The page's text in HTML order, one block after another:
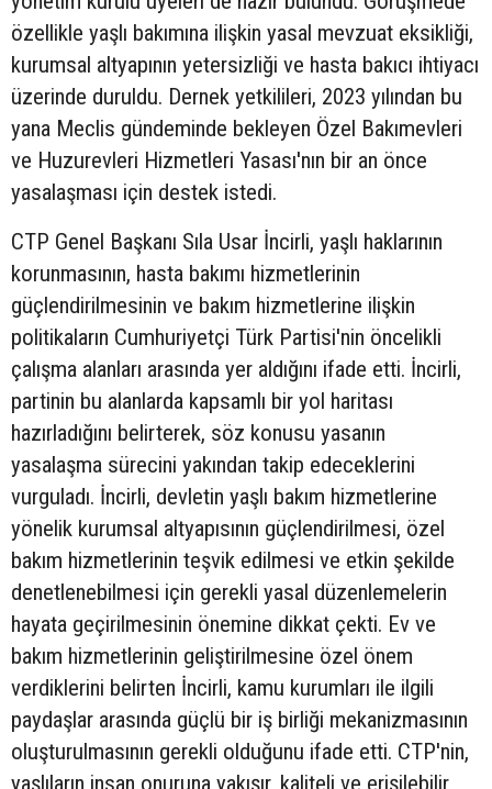
özellikle yaşlı bakımına ilişkin yasal mevzuat eksikliği,
kurumsal altyapının yetersizliği ve hasta bakıcı ihtiyacı
üzerinde duruldu. Dernek yetkilileri, 2023 yılından bu
yana Meclis gündeminde bekleyen Özel Bakımevleri
ve Huzurevleri Hizmetleri Yasası'nın bir an önce
yasalaşması için destek istedi.
CTP Genel Başkanı Sıla Usar İncirli, yaşlı haklarının
korunmasının, hasta bakımı hizmetlerinin
güçlendirilmesinin ve bakım hizmetlerine ilişkin
politikaların Cumhuriyetçi Türk Partisi'nin öncelikli
çalışma alanları arasında yer aldığını ifade etti. İncirli,
partinin bu alanlarda kapsamlı bir yol haritası
hazırladığını belirterek, söz konusu yasanın
yasalaşma sürecini yakından takip edeceklerini
vurguladı. İncirli, devletin yaşlı bakım hizmetlerine
yönelik kurumsal altyapısının güçlendirilmesi, özel
bakım hizmetlerinin teşvik edilmesi ve etkin şekilde
denetlenebilmesi için gerekli yasal düzenlemelerin
hayata geçirilmesinin önemine dikkat çekti. Ev ve
bakım hizmetlerinin geliştirilmesine özel önem
verdiklerini belirten İncirli, kamu kurumları ile ilgili
paydaşlar arasında güçlü bir iş birliği mekanizmasının
oluşturulmasının gerekli olduğunu ifade etti. CTP'nin,
yaşlıların insan onuruna yakışır, kaliteli ve erişilebilir